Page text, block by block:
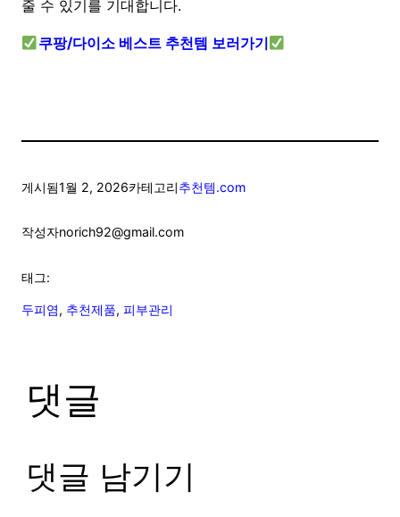
줄 수 있기를 기대합니다.
쿠팡/다이소 베스트 추천템 보러가기
게시됨1월 2, 2026카테고리추천템.com
작성자norich92@gmail.com
태그:
두피염, 추천제품, 피부관리
댓글
댓글 남기기